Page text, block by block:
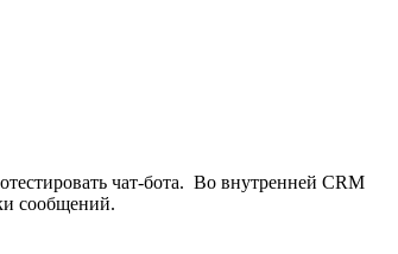
чат-бота. Во внутренней CRM
сообщений.